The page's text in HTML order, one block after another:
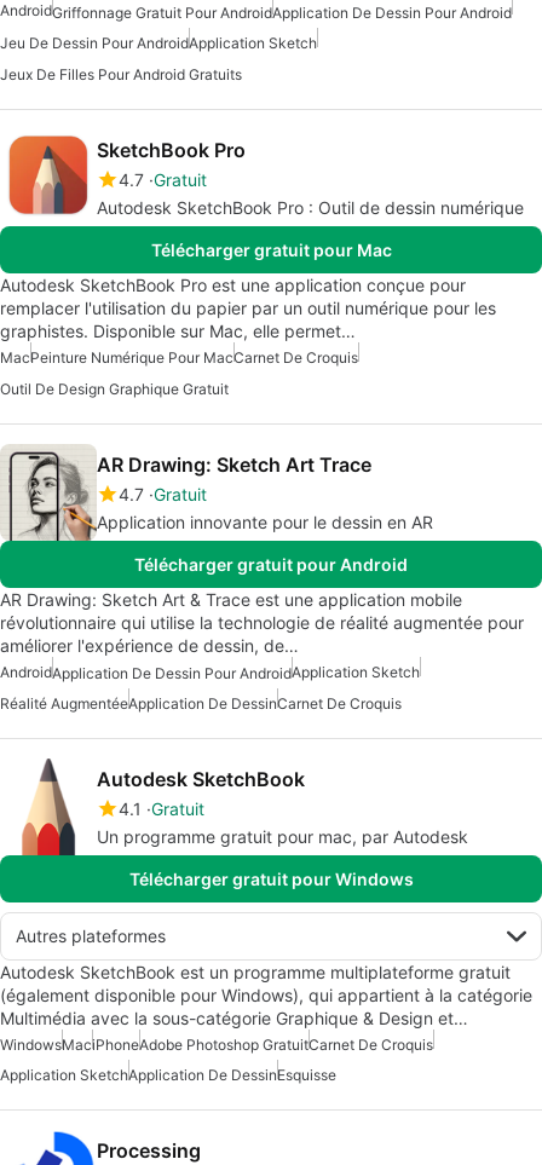
AndroidGriffonnage Gratuit Pour AndroidApplication De Dessin Pour Android
Jeu De Dessin Pour AndroidApplication Sketch
Jeux De Filles Pour Android Gratuits
SketchBook Pro
4.7 Gratuit
Autodesk SketchBook Pro : Outil de dessin numérique
Télécharger gratuit pour Mac
Autodesk SketchBook Pro est une application conçue pour
remplacer l'utilisation du papier par un outil numérique pour les
graphistes. Disponible sur Mac, elle permet…
MacPeinture Numérique Pour MacCarnet De Croquis
Outil De Design Graphique Gratuit
AR Drawing: Sketch Art Trace
4.7 Gratuit
Application innovante pour le dessin en AR
Télécharger gratuit pour Android
AR Drawing: Sketch Art & Trace est une application mobile
révolutionnaire qui utilise la technologie de réalité augmentée pour
améliorer l'expérience de dessin, de…
AndroidApplication De Dessin Pour AndroidApplication Sketch
Réalité AugmentéeApplication De DessinCarnet De Croquis
Autodesk SketchBook
4.1 Gratuit
Un programme gratuit pour mac, par Autodesk
Télécharger gratuit pour Windows
Autres plateformes
Autodesk SketchBook est un programme multiplateforme gratuit
(également disponible pour Windows), qui appartient à la catégorie
Multimédia avec la sous-catégorie Graphique & Design et…
WindowsMaciPhoneAdobe Photoshop GratuitCarnet De Croquis
Application SketchApplication De DessinEsquisse
Processing